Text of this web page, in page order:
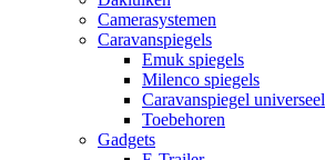
Camerasystemen
Caravanspiegels
Emuk spiegels
Milenco spiegels
Caravanspiegel universeel
Toebehoren
Gadgets